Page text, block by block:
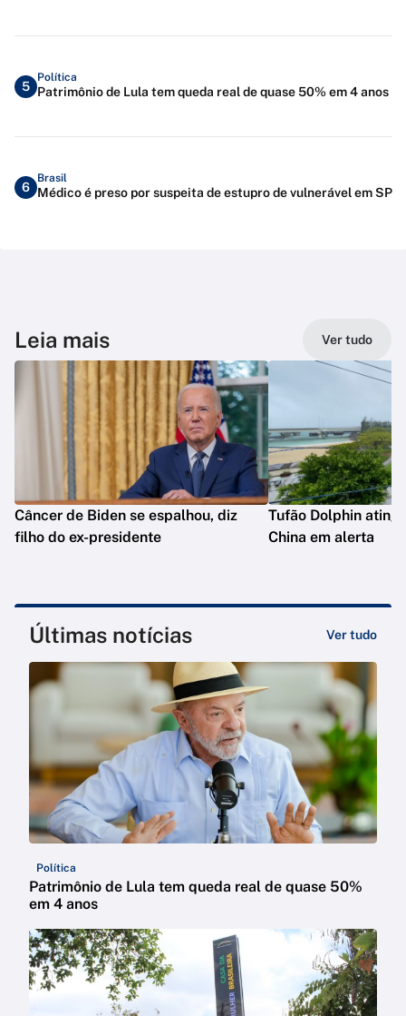
5
Política
Patrimônio de Lula tem queda real de quase 50% em 4 anos
6
Brasil
Médico é preso por suspeita de estupro de vulnerável em SP
Leia mais Ver tudo
Câncer de Biden se espalhou, diz
filho do ex-presidente
Tufão Dolphin
China em alerta
Últimas notícias Ver tudo
Política
Patrimônio de Lula tem queda real de quase 50%
em 4 anos